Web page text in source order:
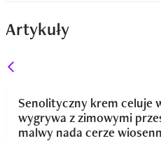
Artykuły
Senolityczny krem celuje
wygrywa z zimowymi
malwy nada cerze